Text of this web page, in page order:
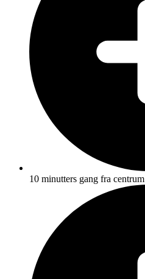
10 minutters gang fra centrum